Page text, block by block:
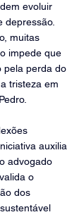
evoluir
depressão.
muitas
impede que
pela perda do
tristeza em
auxilia
advogado
o
dos